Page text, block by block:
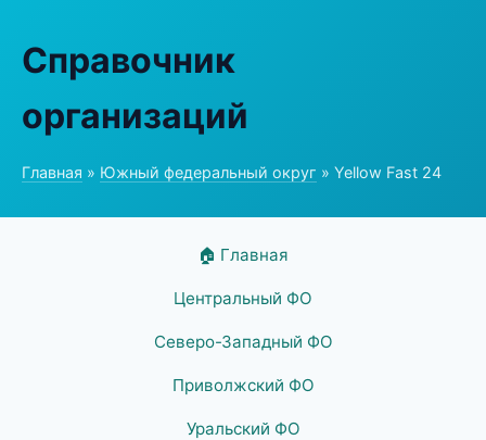
Справочник
организаций
Главная » Южный федеральный округ » Yellow Fast 24
🏠 Главная
Центральный ФО
Северо-Западный ФО
Приволжский ФО
Уральский ФО